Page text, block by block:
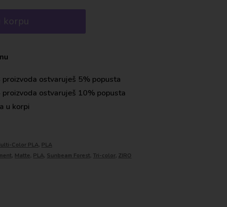
korpu
ostvaruješ 5% popusta
ostvaruješ 10% popusta
u korpi
Color PLA, PLA
, Matte, PLA, Sunbeam Forest,Tri-color, ZIRO